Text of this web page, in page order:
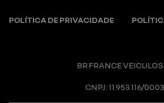
POLÍTICA DE PRIVACIDADE
BR FRANCE
CNPJ: 11.953.116/